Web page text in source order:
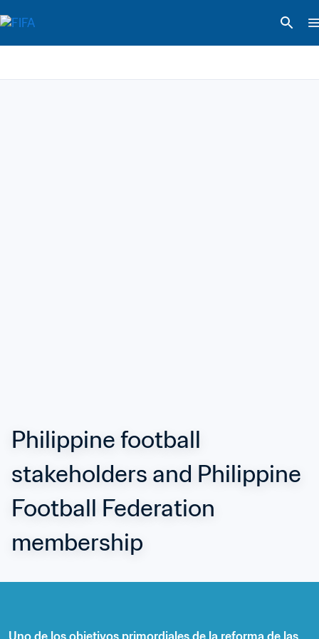
Philippine football
stakeholders and Philippine
Football Federation
membership
Uno de los objetivos primordiales de la reforma de las